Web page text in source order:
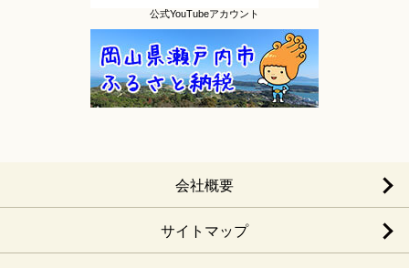
公式YouTubeアカウント
会社概要
サイトマップ